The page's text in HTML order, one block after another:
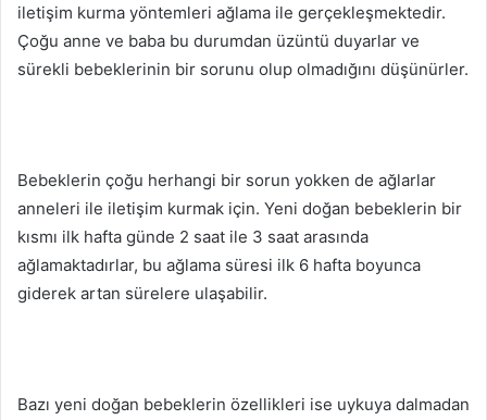
iletişim kurma yöntemleri ağlama ile gerçekleşmektedir.
Çoğu anne ve baba bu durumdan üzüntü duyarlar ve
sürekli bebeklerinin bir sorunu olup olmadığını düşünürler.
Bebeklerin çoğu herhangi bir sorun yokken de ağlarlar
anneleri ile iletişim kurmak için. Yeni doğan bebeklerin bir
kısmı ilk hafta günde 2 saat ile 3 saat arasında
ağlamaktadırlar, bu ağlama süresi ilk 6 hafta boyunca
giderek artan sürelere ulaşabilir.
Bazı yeni doğan bebeklerin özellikleri ise uykuya dalmadan